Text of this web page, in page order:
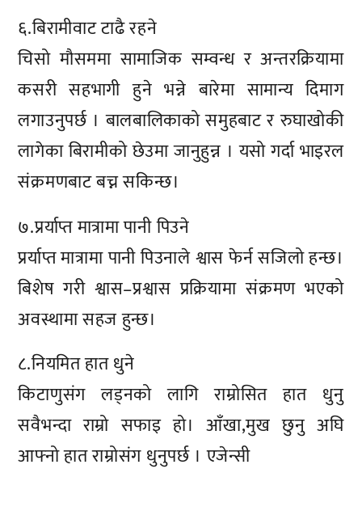
६.बिरामीवाट टाढै रहने
चिसो मौसममा सामाजिक सम्वन्ध र अन्तरक्रियामा
कसरी सहभागी हुने भन्ने बारेमा सामान्य दिमाग
लगाउनुपर्छ । बालबालिकाको समुहबाट र रुघाखोकी
लागेका बिरामीको छेउमा जानुहुन्न । यसो गर्दा भाइरल
संक्रमणबाट बच्न सकिन्छ।
७.प्रर्याप्त मात्रामा पानी पिउने
प्रर्याप्त मात्रामा पानी पिउनाले श्वास फेर्न सजिलो हन्छ।
बिशेष गरी श्वास–प्रश्वास प्रक्रियामा संक्रमण भएको
अवस्थामा सहज हुन्छ।
८.नियमित हात धुने
किटाणुसंग लड्नको लागि राम्रोसित हात धुनु
सवैभन्दा राम्रो सफाइ हो। आँखा,मुख छुनु अघि
आफ्नो हात राम्रोसंग धुनुपर्छ । एजेन्सी